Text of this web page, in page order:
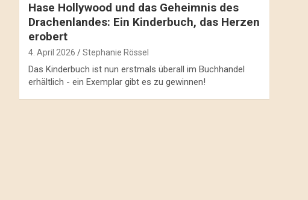
Hase Hollywood und das Geheimnis des
Drachenlandes: Ein Kinderbuch, das Herzen
erobert
4. April 2026 Stephanie Rössel
Das Kinderbuch ist nun erstmals überall im Buchhandel
erhältlich - ein Exemplar gibt es zu gewinnen!